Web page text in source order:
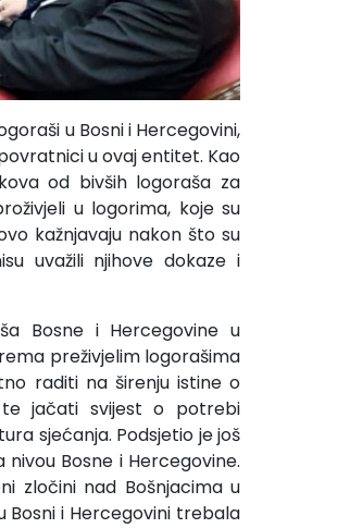
u Bosni i Hercegovini,
u ovaj entitet. Kao
od bivših logoraša za
u logorima, koje su
kažnjavaju nakon što su
uvažili njihove dokaze i
Bosne i Hercegovine u
preživjelim logorašima
raditi na širenju istine o
jačati svijest o potrebi
sjećanja. Podsjetio je još
Bosne i Hercegovine.
zločini nad Bošnjacima u
i Hercegovini trebala